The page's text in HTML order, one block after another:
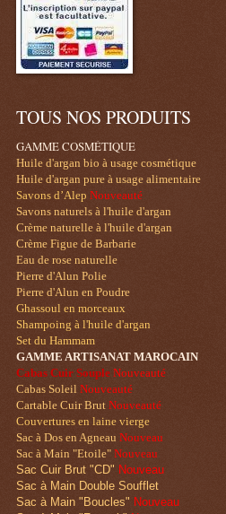
TOUS NOS PRODUITS
GAMME COSMÉTIQUE
Huile d'argan bio à usage cosmétique
Huile d'argan pure à usage alimentaire
Savons d’Alep Nouveauté
Savons naturels à l'huile d'argan
Crème naturelle à l'huile d'argan
Crème Figue de Barbarie
Eau de rose naturelle
Pierre d'Alun Polie
Pierre d'Alun en Poudre
Ghassoul en morceaux
Shampoing à l'huile d'argan
Set du Hammam
GAMME ARTISANAT MAROCAIN
Cabas Cuir Souple Nouveauté
Cabas Soleil Nouveauté
Cartable Cuir Brut Nouveauté
Couvertures en laine vierge
Sac à Dos en Agneau Nouveau
Sac à Main "Etoile" Nouveau
Sac Cuir Brut "CD" Nouveau
Sac à Main Double Soufflet
Sac à Main "Boucles" Nouveau